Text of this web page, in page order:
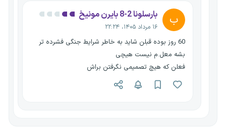
ب بارسلونا 2-8 بایرن مونیخ
۱۶ مرداد ۱۴۰۵، ۲۲:۲۴
60 روز بوده قبلن شاید به خاطر شرایط جنگی فشرده تر
بشه معل.م نیست هیچی
فعلن که هیچ تصمیمی نگرفتن براش